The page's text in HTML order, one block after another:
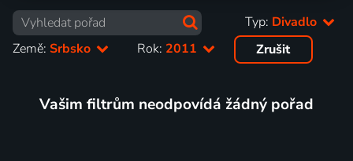
Typ: Divadlo
Země: Srbsko Rok: 2011 Zrušit
Vašim filtrům neodpovídá žádný pořad